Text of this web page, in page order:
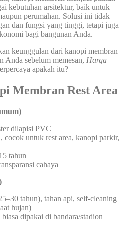
kebutuhan arsitektur, baik untuk
perumahan. Solusi ini tidak
dan fungsi yang tinggi, tetapi juga
bagi bangunan Anda.
keunggulan dari kanopi membran
Anda sebelum memesan, Harga
apakah itu?
Membran Rest Area
dilapisi PVC
cocok untuk rest area, kanopi parkir,
tahun
cahaya
tahun), tahan api, self-cleaning
hujan)
dipakai di bandara/stadion